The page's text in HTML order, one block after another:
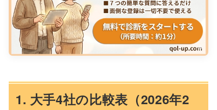
1. 大手4社の比較表（2026年2